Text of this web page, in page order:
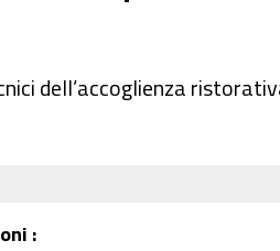
dell’accoglienza
: